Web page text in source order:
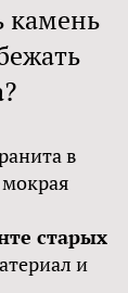
камень
в
старых
и